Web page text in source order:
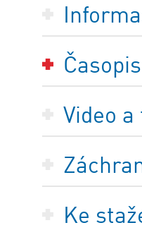
Video
Ke